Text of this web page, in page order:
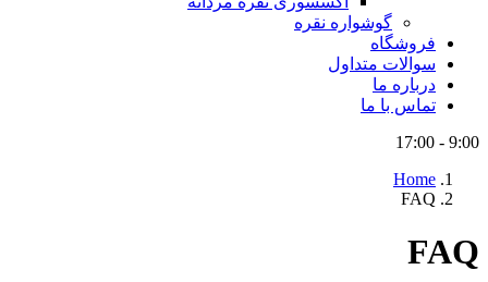
گوشواره نقره
فروشگاه
سوالات متداول
درباره ما
تماس با ما
9:00 - 17:00
Home
FAQ
FAQ